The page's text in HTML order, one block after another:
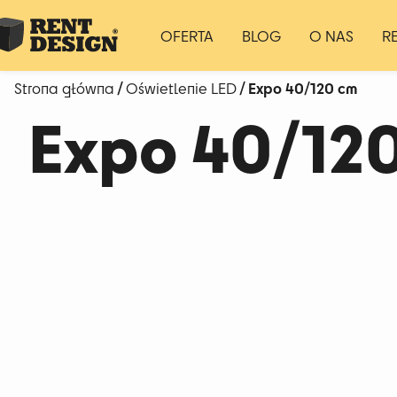
OFERTA BLOG O NAS
Strona główna/Oświetlenie LED/ Expo 40/120 cm
Expo 40/